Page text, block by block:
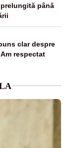
până
clar despre
respectat